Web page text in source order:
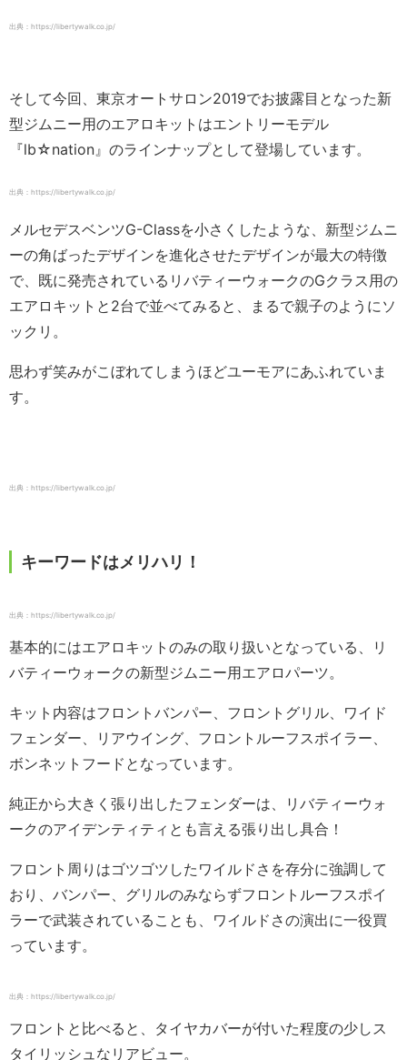
出典：https://libertywalk.co.jp/
そして今回、東京オートサロン2019でお披露目となった新
型ジムニー用のエアロキットはエントリーモデル
『lb☆nation』のラインナップとして登場しています。
出典：https://libertywalk.co.jp/
メルセデスベンツG-Classを小さくしたような、新型ジムニ
ーの角ばったデザインを進化させたデザインが最大の特徴
で、既に発売されているリバティーウォークのGクラス用の
エアロキットと2台で並べてみると、まるで親子のようにソ
ックリ。
思わず笑みがこぼれてしまうほどユーモアにあふれていま
す。
出典：https://libertywalk.co.jp/
キーワードはメリハリ！
出典：https://libertywalk.co.jp/
基本的にはエアロキットのみの取り扱いとなっている、リ
バティーウォークの新型ジムニー用エアロパーツ。
キット内容はフロントバンパー、フロントグリル、ワイド
フェンダー、リアウイング、フロントルーフスポイラー、
ボンネットフードとなっています。
純正から大きく張り出したフェンダーは、リバティーウォ
ークのアイデンティティとも言える張り出し具合！
フロント周りはゴツゴツしたワイルドさを存分に強調して
おり、バンパー、グリルのみならずフロントルーフスポイ
ラーで武装されていることも、ワイルドさの演出に一役買
っています。
出典：https://libertywalk.co.jp/
フロントと比べると、タイヤカバーが付いた程度の少しス
タイリッシュなリアビュー。